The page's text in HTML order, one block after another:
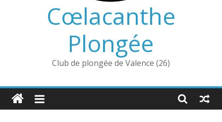
Cœlacanthe
Plongée
Club de plongée de Valence (26)